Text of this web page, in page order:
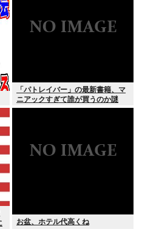
「パトレイバー」の最新書籍、マ
ニアックすぎて誰が買うのか謎
お盆、ホテル代高くね